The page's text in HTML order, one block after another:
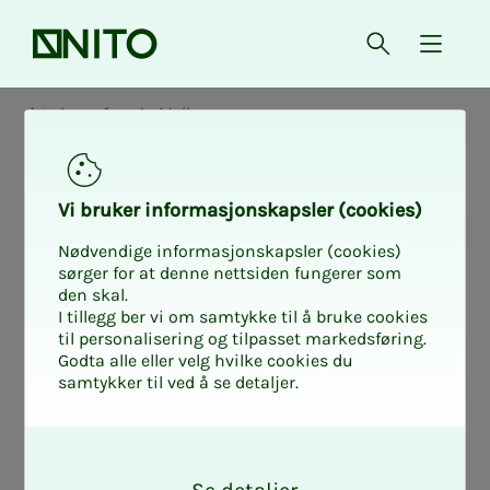
Forsiden Åpne søk
{
Nyheter fra arbeidslivet
Vi bru­­­ker in­­­for­­­ma­­­sjons­­­kaps­­­­­ler (cookies)
Nødvendige informasjonskapsler (cookies)
sørger for at denne nettsiden fungerer som
den skal.
I tillegg ber vi om samtykke til å bruke cookies
til personalisering og tilpasset markedsføring.
Godta alle eller velg hvilke cookies du
samtykker til ved å se detaljer.